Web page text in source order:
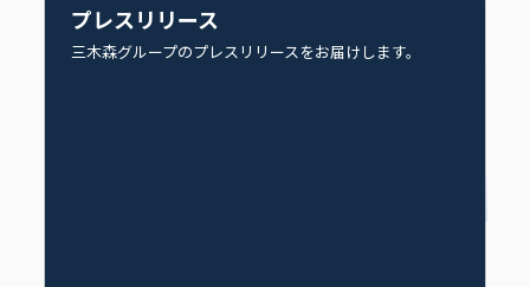
プレスリリース
三木森グループのプレスリリースをお届けします。